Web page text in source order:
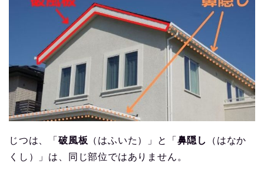
じつは、「 破風板 （はふいた）」と「 鼻隠し
（はなか
くし）」は、同じ部位ではありません。